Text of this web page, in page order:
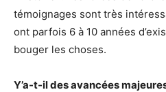
témoignages sont très
ont parfois 6 à 10 années
bouger les choses.
Y’a-t-il des avancées